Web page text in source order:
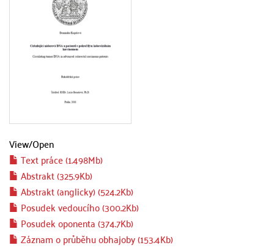
View/Open
Text práce (1.498Mb)
Abstrakt (325.9Kb)
Abstrakt (anglicky) (524.2Kb)
Posudek vedoucího (300.2Kb)
Posudek oponenta (374.7Kb)
Záznam o průběhu obhajoby (153.4Kb)